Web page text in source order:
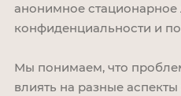
анонимное
конфиденциальности и
Мы понимаем, что
влиять на разные